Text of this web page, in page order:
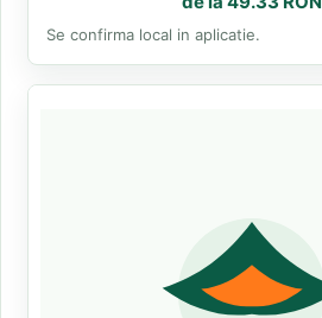
Se confirma local in aplicatie.